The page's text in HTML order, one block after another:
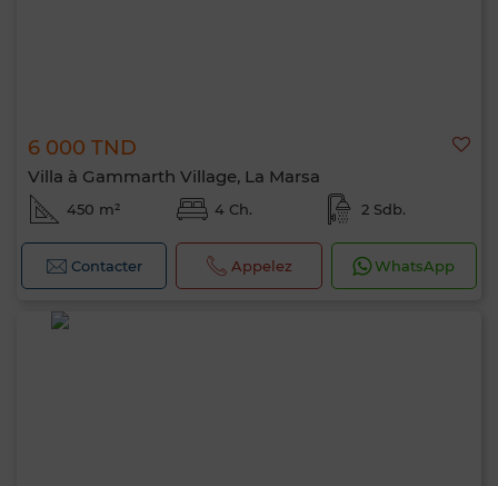
6 000 TND
Villa à Gammarth Village, La Marsa
450 m² 4 Ch. 2 Sdb.
Contacter Appelez WhatsApp